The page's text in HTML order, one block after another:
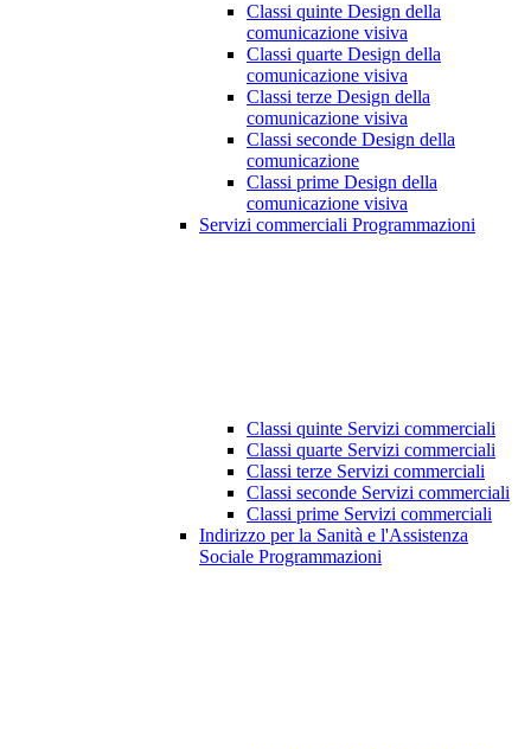
Classi quinte Design della
comunicazione visiva
Classi quarte Design della
comunicazione visiva
Classi terze Design della
comunicazione visiva
Classi seconde Design della
comunicazione
Classi prime Design della
comunicazione visiva
Servizi commerciali Programmazioni
Classi quinte Servizi commerciali
Classi quarte Servizi commerciali
Classi terze Servizi commerciali
Classi seconde Servizi commerciali
Classi prime Servizi commerciali
Indirizzo per la Sanità e l'Assistenza
Sociale Programmazioni